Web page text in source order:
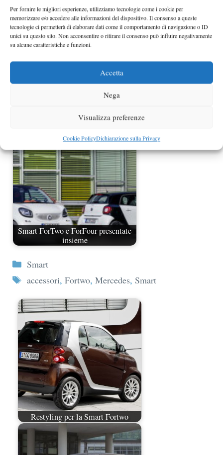
Per fornire le migliori esperienze, utilizziamo tecnologie come i cookie per
memorizzare e/o accedere alle informazioni del dispositivo. Il consenso a queste
tecnologie ci permetterà di elaborare dati come il comportamento di navigazione o ID
unici su questo sito. Non acconsentire o ritirare il consenso può influire negativamente
su alcune caratteristiche e funzioni.
Accetta
Nega
Visualizza preferenze
Cookie PolicyDichiarazione sulla Privacy
euro
Smart ForTwo e ForFour presentate
insieme
Categorie
Smart
Tag
accessori, Fortwo, Mercedes, Smart
Restyling per la Smart Fortwo